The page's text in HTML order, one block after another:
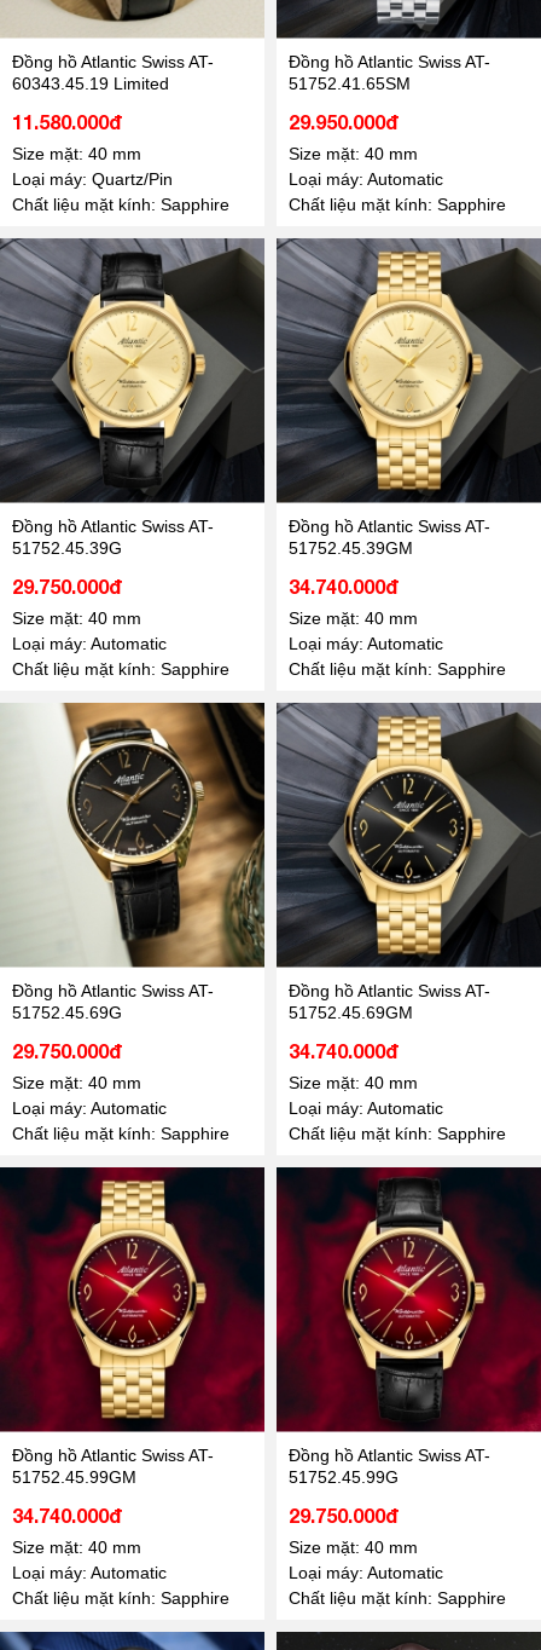
Đồng hồ Atlantic Swiss AT-
60343.45.19 Limited
11.580.000đ
Size mặt: 40 mm
Loại máy: Quartz/Pin
Chất liệu mặt kính: Sapphire
Đồng hồ Atlantic Swiss AT-
51752.41.65SM
29.950.000đ
Size mặt: 40 mm
Loại máy: Automatic
Chất liệu mặt kính: Sapphire
Đồng hồ Atlantic Swiss AT-
51752.45.39G
29.750.000đ
Size mặt: 40 mm
Loại máy: Automatic
Chất liệu mặt kính: Sapphire
Đồng hồ Atlantic Swiss AT-
51752.45.39GM
34.740.000đ
Size mặt: 40 mm
Loại máy: Automatic
Chất liệu mặt kính: Sapphire
Đồng hồ Atlantic Swiss AT-
51752.45.69G
29.750.000đ
Size mặt: 40 mm
Loại máy: Automatic
Chất liệu mặt kính: Sapphire
Đồng hồ Atlantic Swiss AT-
51752.45.69GM
34.740.000đ
Size mặt: 40 mm
Loại máy: Automatic
Chất liệu mặt kính: Sapphire
Đồng hồ Atlantic Swiss AT-
51752.45.99GM
34.740.000đ
Size mặt: 40 mm
Loại máy: Automatic
Chất liệu mặt kính: Sapphire
Đồng hồ Atlantic Swiss AT-
51752.45.99G
29.750.000đ
Size mặt: 40 mm
Loại máy: Automatic
Chất liệu mặt kính: Sapphire